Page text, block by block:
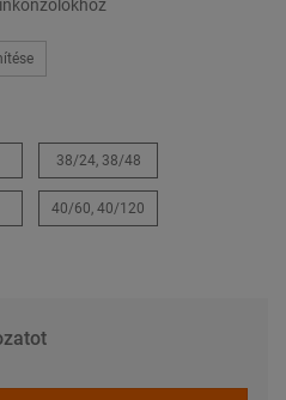
38/24, 38/48
40/60, 40/120